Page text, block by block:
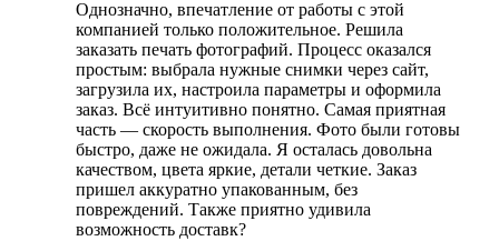
Однозначно, впечатление от работы с этой
компанией только положительное. Решила
заказать печать фотографий. Процесс оказался
простым: выбрала нужные снимки через сайт,
загрузила их, настроила параметры и оформила
заказ. Всё интуитивно понятно. Самая приятная
часть — скорость выполнения. Фото были готовы
быстро, даже не ожидала. Я осталась довольна
качеством, цвета яркие, детали четкие. Заказ
пришел аккуратно упакованным, без
повреждений. Также приятно удивила
возможность доставк?